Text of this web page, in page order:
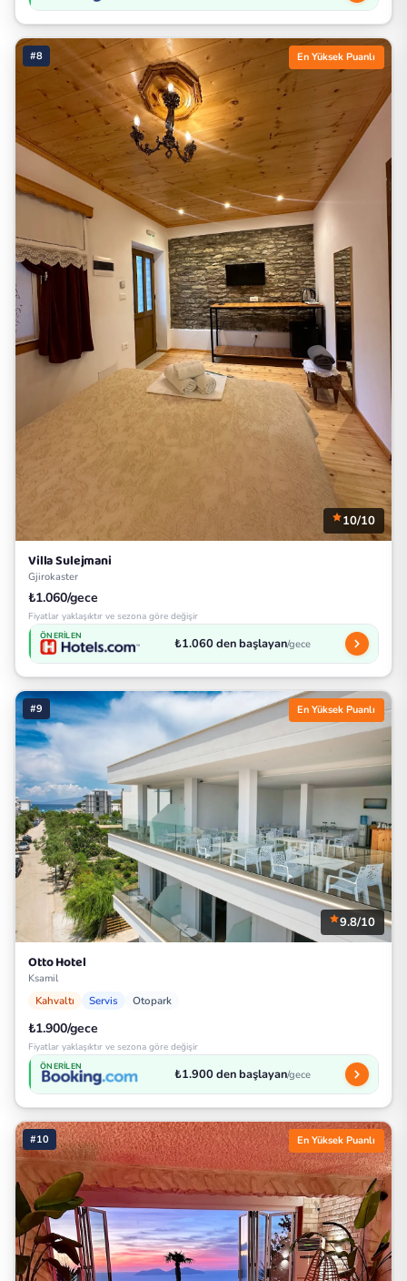
#8 En Yüksek Puanlı
10/10
Villa Sulejmani
Gjirokaster
₺1.060/gece
Fiyatlar yaklaşıktır ve sezona göre değişir
ÖNERILEN ₺1.060 den başlayan/gece
#9 En Yüksek Puanlı
9.8/10
Otto Hotel
Ksamil
Kahvaltı Servis Otopark
₺1.900/gece
Fiyatlar yaklaşıktır ve sezona göre değişir
ÖNERILEN ₺1.900 den başlayan/gece
#10 En Yüksek Puanlı